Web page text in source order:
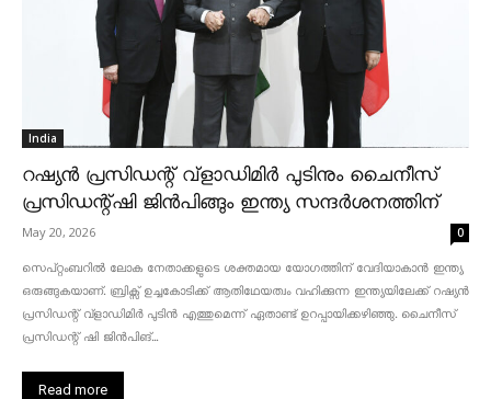
India
റഷ്യൻ പ്രസിഡന്റ് വ്‌ളാഡിമിർ പുടിനും ചൈനീസ്
പ്രസിഡന്റ്ഷി ജിൻപിങ്ങും ഇന്ത്യ സന്ദർശനത്തിന്
May 20, 2026 0
സെപ്റ്റംബറിൽ ലോക നേതാക്കളുടെ ശക്തമായ യോഗത്തിന് വേദിയാകാൻ ഇന്ത്യ
ഒരുങ്ങുകയാണ്. ബ്രിക്സ് ഉച്ചകോടിക്ക് ആതിഥേയത്വം വഹിക്കുന്ന ഇന്ത്യയിലേക്ക് റഷ്യൻ
പ്രസിഡന്റ് വ്‌ളാഡിമിർ പുടിൻ എത്തുമെന്ന് ഏതാണ്ട് ഉറപ്പായിക്കഴിഞ്ഞു. ചൈനീസ്
പ്രസിഡന്റ് ഷി ജിൻപിങ്...
Read more